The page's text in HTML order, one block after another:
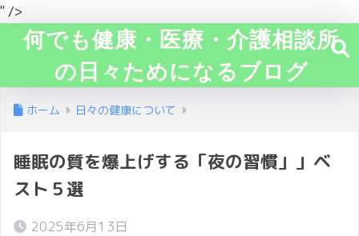
" />
何でも健康・医療・介護相談所
の日々ためになるブログ
ホーム 日々の健康について
睡眠の質を爆上げする「夜の習慣」」ベ
スト５選
2025年6月13日